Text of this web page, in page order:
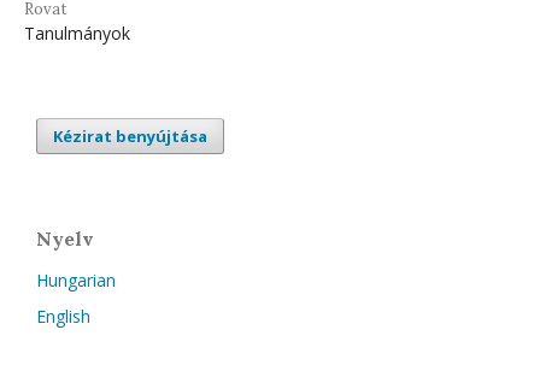
Rovat
Tanulmányok
Kézirat benyújtása
Nyelv
Hungarian
English